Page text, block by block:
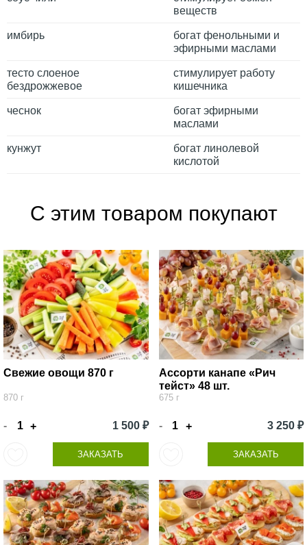
веществ
имбирь
богат фенольными и
эфирными маслами
тесто слоеное
бездрожжевое
стимулирует работу
кишечника
чеснок
богат эфирными
маслами
кунжут
богат линолевой
кислотой
С этим товаром покупают
Свежие овощи 870 г
870 г
- + 1 500 ₽
ЗАКАЗАТЬ
Ассорти канапе «Рич
тейст» 48 шт.
675 г
- + 3 250 ₽
ЗАКАЗАТЬ